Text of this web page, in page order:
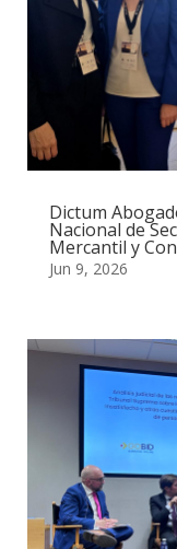
Dictum
Nacional de
Mercantil y
Jun 9, 2026